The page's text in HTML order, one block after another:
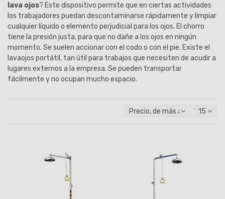
lava ojos? Este dispositivo permite que en ciertas actividades
los trabajadores puedan descontaminarse rápidamente y limpiar
cualquier líquido o elemento perjudicial para los ojos. El chorro
tiene la presión justa, para que no dañe a los ojos en ningún
momento. Se suelen accionar con el codo o con el pie. Existe el
lavaojos portátil, tan útil para trabajos que necesiten de acudir a
lugares externos a la empresa. Se pueden transportar
fácilmente y no ocupan mucho espacio.
Precio, de más alto a más
15